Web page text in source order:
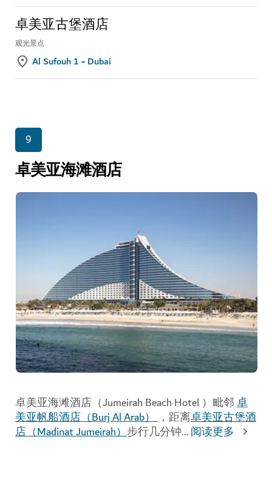
卓美亚古堡酒店
观光景点
Al Sufouh 1 - Dubai
9
卓美亚海滩酒店
卓美亚海滩酒店（Jumeirah Beach Hotel ）毗邻卓
美亚帆船酒店（Burj Al Arab） ，距离卓美亚古堡酒
店（Madinat Jumeirah）步行几分钟...阅读更多